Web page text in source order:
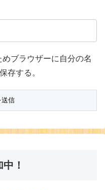
ブラウザーに自分の名
存する。
！